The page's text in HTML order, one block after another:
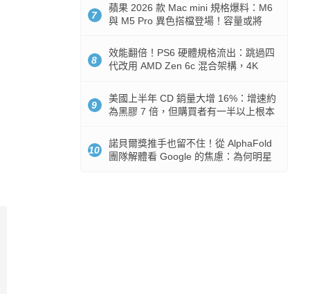
7
蘋果 2026 款 Mac mini 規格爆料：M6
與 M5 Pro 異色搭檔登場！容量或將
8
效能翻倍！PS6 硬體規格流出：跳過四
代改用 AMD Zen 6c 混合架構，4K
9
美國上半年 CD 銷量大增 16%：增速約
為黑膠 7 倍，但購買者有一半以上根本
10
諾貝爾獎推手也留不住！從 AlphaFold
團隊解體看 Google 的焦慮：為何明星